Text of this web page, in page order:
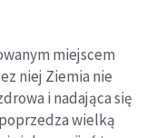
miejscem
niej Ziemia nie
i nadająca się
wielką